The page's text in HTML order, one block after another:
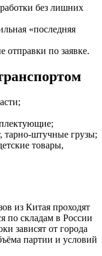
без лишних
«последняя
отправки по заявке.
тарно-штучные грузы;
товары,
из Китая проходят
по складам в России
зависят от города
партии и условий